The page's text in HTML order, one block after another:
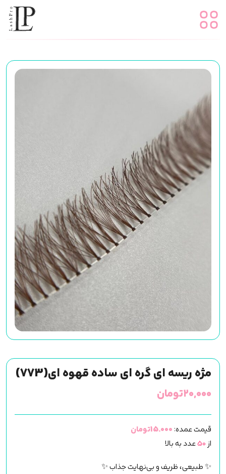
مژه ریسه ای گره ای ساده قهوه ای(773)
۲۰,۰۰۰تومان
قیمت عمده:15.000تومان
از 50عدد به بالا
✨ طبیعی، ظریف و بی‌نهایت جذاب ✨